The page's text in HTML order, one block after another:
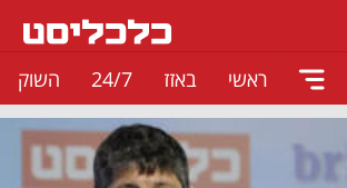
ראשי באזז 24/7 השוק